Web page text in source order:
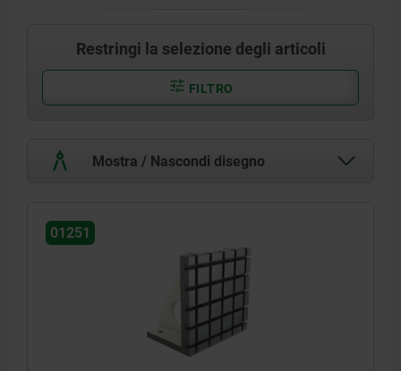
Restringi la selezione degli articoli
FILTRO
Mostra / Nascondi disegno
01251